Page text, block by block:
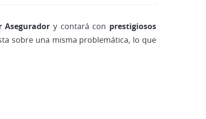
Asegurador y contará con prestigiosos
sobre una misma problemática, lo que